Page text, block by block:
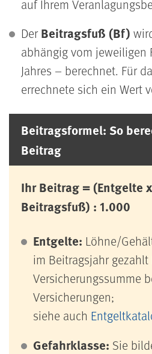
auf Ihrem
DerBeitragsfuß (Bf)
abhängig vom jeweiligen
Jahres – berechnet. Für
errechnete sich ein Wert
Beitragsformel: So
Beitrag
Ihr Beitrag = (Entgelte
Beitragsfuß) : 1.000
Entgelte: Löhne/
im Beitragsjahr gezahlt
Versicherungssumme
Versicherungen;
siehe auch
Gefahrklasse: Sie